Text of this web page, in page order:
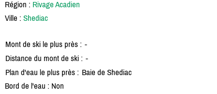
Région : Rivage Acadien
Ville : Shediac
Mont de ski le plus près : -
Distance du mont de ski : -
Plan d'eau le plus près : Baie de Shediac
Bord de l'eau : Non